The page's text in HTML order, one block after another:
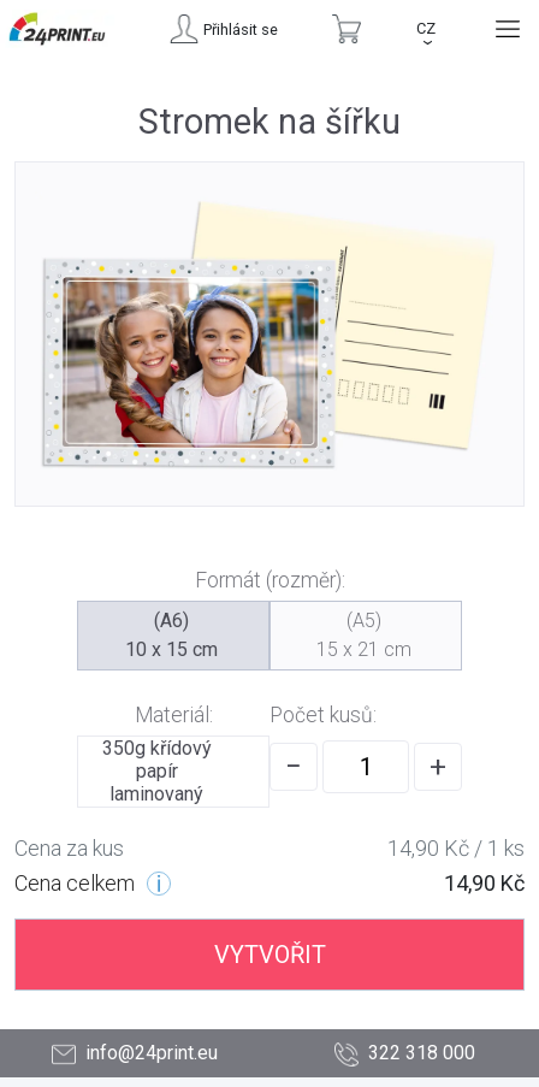
Přihlásit se CZ
›
Stromek na šířku
Formát (rozměr):
(A6)
10 x 15 cm
(A5)
15 x 21 cm
Materiál:
350g křídový
papír
laminovaný
Počet kusů:
− +
Cena za kus
14,90 Kč / 1 ks
Cena celkem
14,90 Kč
VYTVOŘIT
info@24print.eu 322 318 000